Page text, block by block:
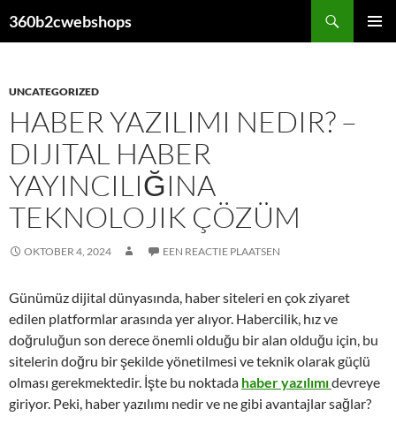
naar
360b2cwebshops
UNCATEGORIZED
HABER YAZILIMI NEDIR? –
DIJITAL HABER
YAYINCILIĞINA
TEKNOLOJIK ÇÖZÜM
OKTOBER 4, 2024 EEN REACTIE PLAATSEN
Günümüz dijital dünyasında, haber siteleri en çok ziyaret
edilen platformlar arasında yer alıyor. Habercilik, hız ve
doğruluğun son derece önemli olduğu bir alan olduğu için, bu
sitelerin doğru bir şekilde yönetilmesi ve teknik olarak güçlü
olması gerekmektedir. İşte bu noktada haber yazılımıdevreye
giriyor. Peki, haber yazılımı nedir ve ne gibi avantajlar sağlar?